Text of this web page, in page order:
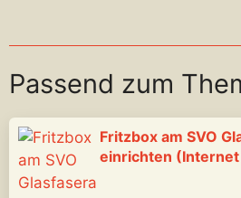
Passend zum
Fritzbox am SVO
einrichten